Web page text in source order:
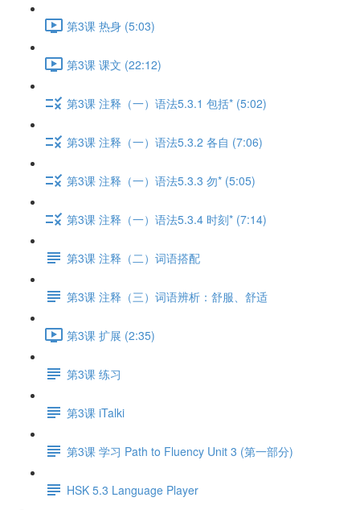
第3课 热身 (5:03)
第3课 课文 (22:12)
第3课 注释（一）语法5.3.1 包括* (5:02)
第3课 注释（一）语法5.3.2 各自 (7:06)
第3课 注释（一）语法5.3.3 勿* (5:05)
第3课 注释（一）语法5.3.4 时刻* (7:14)
第3课 注释（二）词语搭配
第3课 注释（三）词语辨析：舒服、舒适
第3课 扩展 (2:35)
第3课 练习
第3课 iTalki
第3课 学习 Path to Fluency Unit 3 (第一部分)
HSK 5.3 Language Player